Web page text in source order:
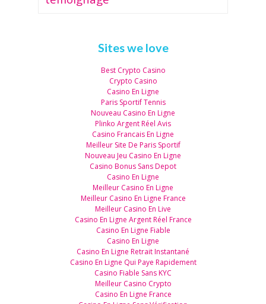
Sites we love
Best Crypto Casino
Crypto Casino
Casino En Ligne
Paris Sportif Tennis
Nouveau Casino En Ligne
Plinko Argent Réel Avis
Casino Francais En Ligne
Meilleur Site De Paris Sportif
Nouveau Jeu Casino En Ligne
Casino Bonus Sans Depot
Casino En Ligne
Meilleur Casino En Ligne
Meilleur Casino En Ligne France
Meilleur Casino En Live
Casino En Ligne Argent Réel France
Casino En Ligne Fiable
Casino En Ligne
Casino En Ligne Retrait Instantané
Casino En Ligne Qui Paye Rapidement
Casino Fiable Sans KYC
Meilleur Casino Crypto
Casino En Ligne France